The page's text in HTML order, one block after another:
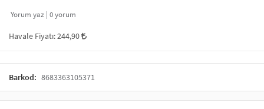
Yorum yaz | 0yorum
Havale Fiyatı:244,90
Barkod: 8683363105371